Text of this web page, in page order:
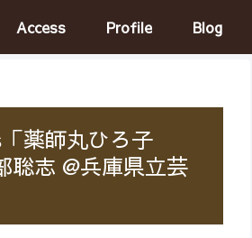
Access Profile Blog
薬師丸ひろ子
志 @兵庫県立芸